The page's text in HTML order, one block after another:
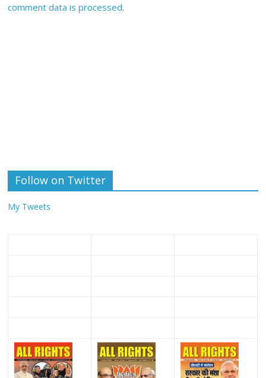
comment data is processed.
Follow on Twitter
My Tweets